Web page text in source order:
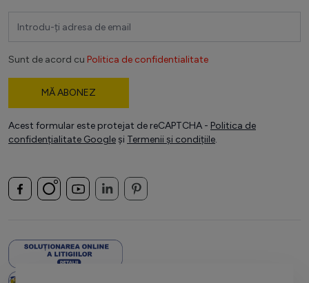
Sunt de acord cu Politica de confidentialitate
MĂ ABONEZ
Acest formular este protejat de reCAPTCHA - Politica de
confidențialitate Google și Termenii și condițiile.